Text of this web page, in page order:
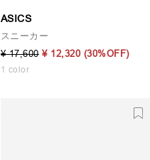
ASICS
スニーカー
¥ 17,600 ¥ 12,320 (30%OFF)
1 color